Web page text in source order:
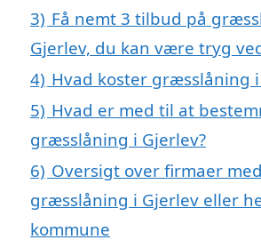
3) Få nemt 3 tilbud på
Gjerlev, du kan være tryg
4) Hvad koster græsslåning i
5) Hvad er med til at
græsslåning i Gjerlev?
6) Oversigt over firmaer
græsslåning i Gjerlev eller
kommune